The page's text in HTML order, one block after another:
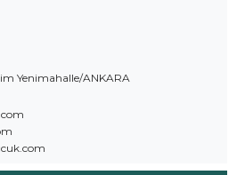
Yenimahalle/ANKARA